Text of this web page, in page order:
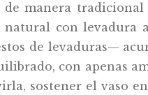
de manera
natural con levadura
de levaduras—
con apenas
sostener el vaso